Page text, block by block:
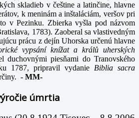
skladieb v češtine a latinčine, hlavne
k meninám a inštaláciám, veršov pri
v Pezinku. Zbierka vyšla pod názvom
1783). Zaoberal sa vlastivedným
prácu z dejín Uhorska určenú hlavne
vypsání knížat a králů uherských
duchovnými piesňami do Tranovského
1787, pripravil vydanie Biblia sacra
- MM-
úmrtia